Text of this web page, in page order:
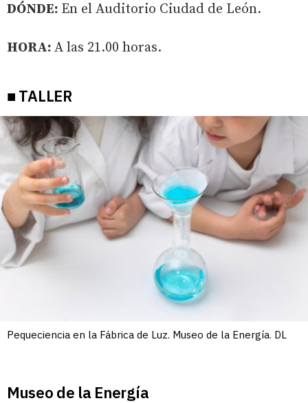
DÓNDE: En el Auditorio Ciudad de León.
HORA: A las 21.00 horas.
■ TALLER
Pequeciencia en la Fábrica de Luz. Museo de la Energía. DL
Museo de la Energía